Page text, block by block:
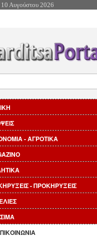
Επιστροφή στην Πλοήγηση
10 Αυγούστου 2026
- ΑΓΡΟΤΙΚΑ
- ΠΡΟΚΗΡΥΞΕΙΣ